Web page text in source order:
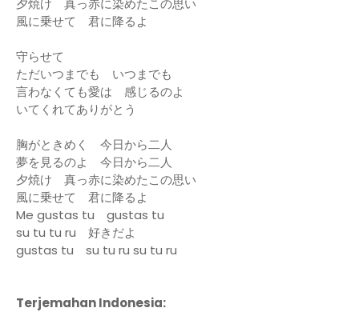
夕焼け 真っ赤に染めたこの思い
風に乗せて 君に降るよ
守らせて
ただいつまでも いつまでも
言わなくても愛は 感じるのよ
いてくれてありがとう
胸がときめく 今日から二人
夢を見るのよ 今日から二人
夕焼け 真っ赤に染めたこの思い
風に乗せて 君に降るよ
Me gustas tu gustas tu
su tu tu ru 好きだよ
gustas tu su tu ru su tu ru
Terjemahan Indonesia: